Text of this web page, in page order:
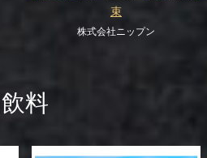
束
株式会社ニップン
飲料